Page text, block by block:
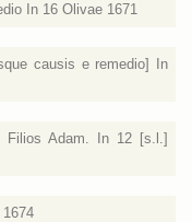
In 16 Olivae 1671
causis e remedio] In
Filios Adam. In 12 [s.l.]